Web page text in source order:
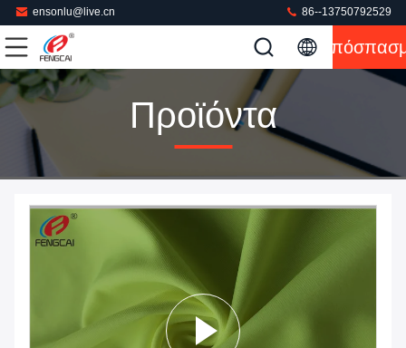
ensonlu@live.cn 86--13750792529
Προϊόντα